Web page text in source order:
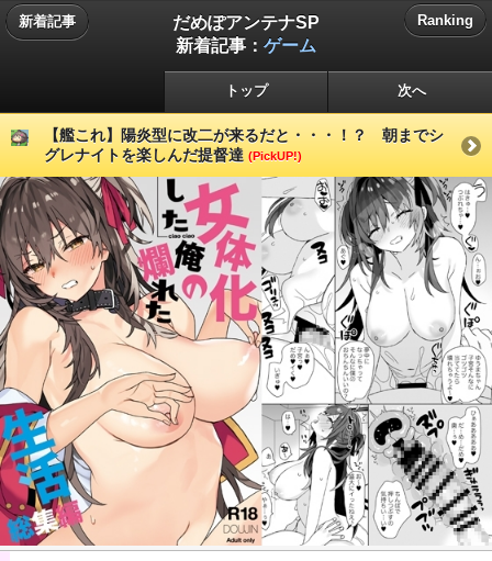
新着記事
だめぽアンテナSP
新着記事： ゲーム
Ranking
トップ 次へ
【艦これ】陽炎型に改二が来るだと・・・！？ 朝までシ
グレナイトを楽しんだ提督達 (PickUP!)